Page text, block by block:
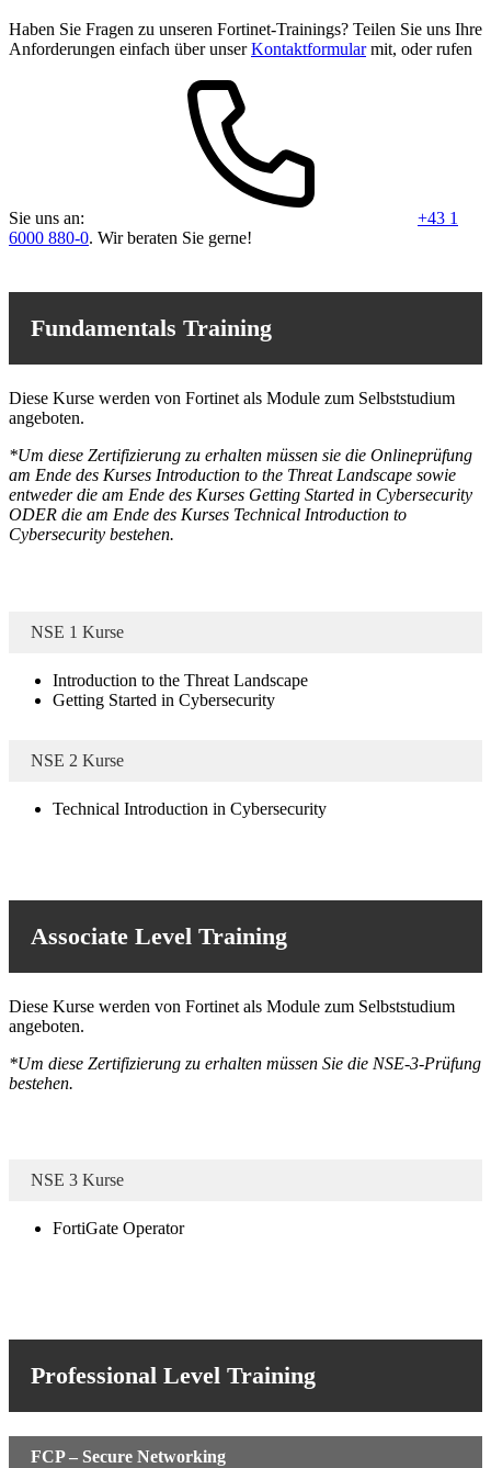
Haben Sie Fragen zu unseren Fortinet-Trainings? Teilen Sie uns Ihre
Anforderungen einfach über unserKontaktformularmit, oder rufen
Sie uns an:
+43 1
6000 880-0. Wir beraten Sie gerne!
Fundamentals Training
Diese Kurse werden von Fortinet als Module zum Selbststudium
angeboten.
*Um diese Zertifizierung zu erhalten müssen sie die Onlineprüfung
am Ende des Kurses Introduction to the Threat Landscape sowie
entweder die am Ende des Kurses Getting Started in Cybersecurity
ODER die am Ende des Kurses Technical Introduction to
Cybersecurity bestehen.
NSE 1 Kurse
Introduction to the Threat Landscape
Getting Started in Cybersecurity
NSE 2 Kurse
Technical Introduction in Cybersecurity
Associate Level Training
Diese Kurse werden von Fortinet als Module zum Selbststudium
angeboten.
*Um diese Zertifizierung zu erhalten müssen Sie die NSE-3-Prüfung
bestehen.
NSE 3 Kurse
FortiGate Operator
Professional Level Training
FCP – Secure Networking